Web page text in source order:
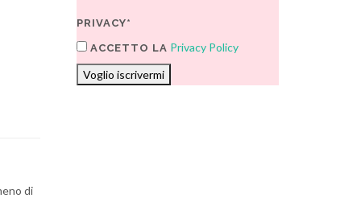
di
PRIVACY*
ACCETTO LA Privacy Policy
Voglio iscrivermi